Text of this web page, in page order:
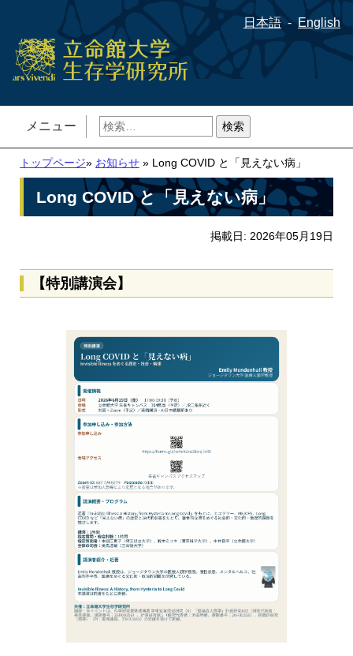
日本語 English
メニュー
検
索:
トップページ» お知らせ » Long COVID と「見えない病」
Long COVID と「見えない病」
掲載日: 2026年05月19日
【特別講演会】